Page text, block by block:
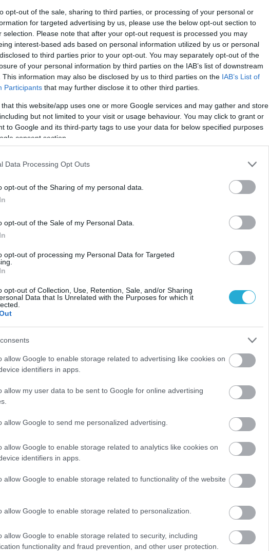
opt-out of the sale, sharing to third parties, or processing of your personal or
for targeted advertising by us, please use the below opt-out section to
selection. Please note that after your opt-out request is processed you may
interest-based ads based on personal information utilized by us or personal
to third parties prior to your opt-out. You may separately opt-out of the
of your personal information by third parties on the IAB’s list of downstream
This information may also be disclosed by us to third parties on the IAB’s List of
Participants that may further disclose it to other third parties.
that this website/app uses one or more Google services and may gather and store
but not limited to your visit or usage behaviour. You may click to grant or
to Google and its third-party tags to use your data for below specified purposes
consent section.
Data Processing Opt Outs
opt-out of the Sharing of my personal data.
opt-out of the Sale of my Personal Data.
opt-out of processing my Personal Data for Targeted
opt-out of Collection, Use, Retention, Sale, and/or Sharing
Data that Is Unrelated with the Purposes for which it
allow Google to enable storage related to advertising like cookies on
identifiers in apps.
allow my user data to be sent to Google for online advertising
allow Google to send me personalized advertising.
allow Google to enable storage related to analytics like cookies on
identifiers in apps.
allow Google to enable storage related to functionality of the website
allow Google to enable storage related to personalization.
allow Google to enable storage related to security, including
functionality and fraud prevention, and other user protection.
και γίνεται σε 2 κατηγορίες one star cup & two star
και τις αθλήτριες να λάβουν μέρος ανάλογα με το
14:00
12:00
14:00
9:00
16:00